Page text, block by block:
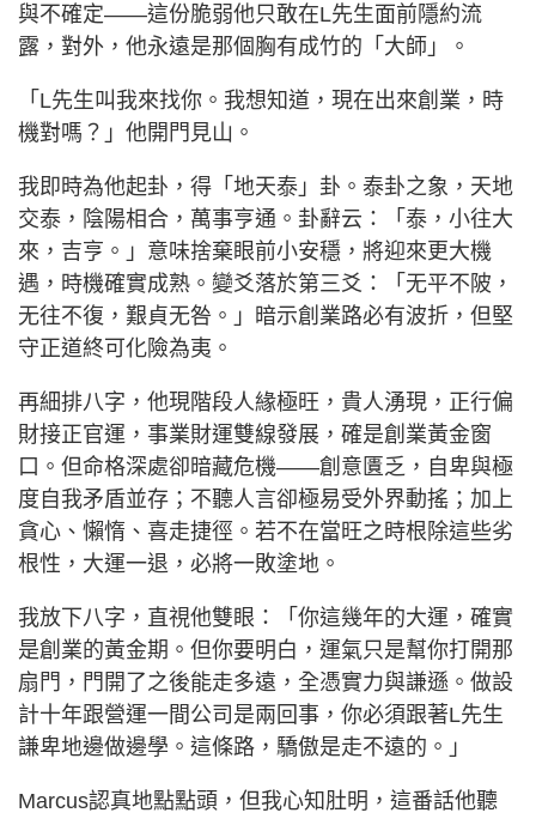
與不確定——這份脆弱他只敢在L先生面前隱約流
露，對外，他永遠是那個胸有成竹的「大師」。
「L先生叫我來找你。我想知道，現在出來創業，時
機對嗎？」他開門見山。
我即時為他起卦，得「地天泰」卦。泰卦之象，天地
交泰，陰陽相合，萬事亨通。卦辭云：「泰，小往大
來，吉亨。」意味捨棄眼前小安穩，將迎來更大機
遇，時機確實成熟。變爻落於第三爻：「无平不陂，
无往不復，艱貞无咎。」暗示創業路必有波折，但堅
守正道終可化險為夷。
再細排八字，他現階段人緣極旺，貴人湧現，正行偏
財接正官運，事業財運雙線發展，確是創業黃金窗
口。但命格深處卻暗藏危機——創意匱乏，自卑與極
度自我矛盾並存；不聽人言卻極易受外界動搖；加上
貪心、懶惰、喜走捷徑。若不在當旺之時根除這些劣
根性，大運一退，必將一敗塗地。
我放下八字，直視他雙眼：「你這幾年的大運，確實
是創業的黃金期。但你要明白，運氣只是幫你打開那
扇門，門開了之後能走多遠，全憑實力與謙遜。做設
計十年跟營運一間公司是兩回事，你必須跟著L先生
謙卑地邊做邊學。這條路，驕傲是走不遠的。」
Marcus認真地點點頭，但我心知肚明，這番話他聽